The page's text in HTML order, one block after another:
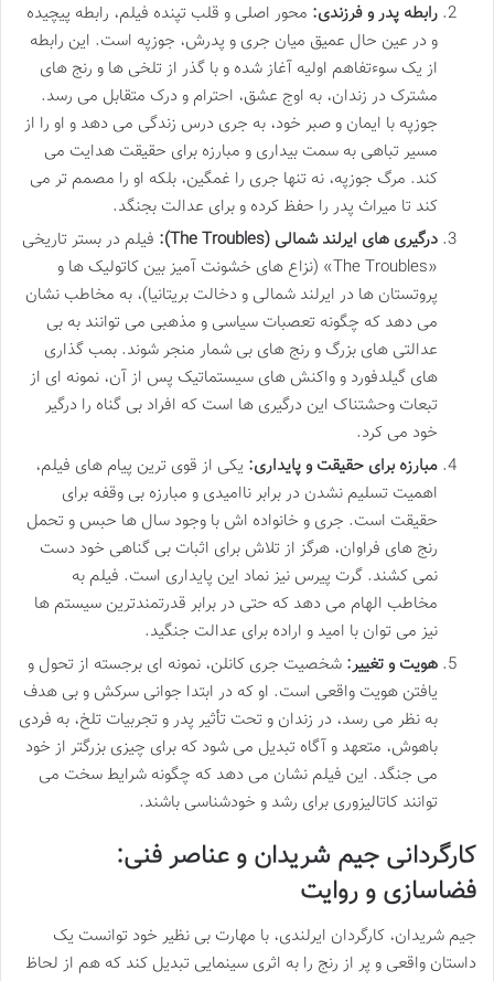
رابطه پدر و فرزندی: محور اصلی و قلب تپنده فیلم، رابطه پیچیده
و در عین حال عمیق میان جری و پدرش، جوزپه است. این رابطه
از یک سوءتفاهم اولیه آغاز شده و با گذر از تلخی ها و رنج های
مشترک در زندان، به اوج عشق، احترام و درک متقابل می رسد.
جوزپه با ایمان و صبر خود، به جری درس زندگی می دهد و او را از
مسیر تباهی به سمت بیداری و مبارزه برای حقیقت هدایت می
کند. مرگ جوزپه، نه تنها جری را غمگین، بلکه او را مصمم تر می
کند تا میراث پدر را حفظ کرده و برای عدالت بجنگد.
درگیری های ایرلند شمالی (The Troubles):
فیلم در بستر تاریخی
«The Troubles» (نزاع های خشونت آمیز بین کاتولیک ها و
پروتستان ها در ایرلند شمالی و دخالت بریتانیا)، به مخاطب نشان
می دهد که چگونه تعصبات سیاسی و مذهبی می توانند به بی
عدالتی های بزرگ و رنج های بی شمار منجر شوند. بمب گذاری
های گیلدفورد و واکنش های سیستماتیک پس از آن، نمونه ای از
تبعات وحشتناک این درگیری ها است که افراد بی گناه را درگیر
خود می کرد.
مبارزه برای حقیقت و پایداری: یکی از قوی ترین پیام های فیلم،
اهمیت تسلیم نشدن در برابر ناامیدی و مبارزه بی وقفه برای
حقیقت است. جری و خانواده اش با وجود سال ها حبس و تحمل
رنج های فراوان، هرگز از تلاش برای اثبات بی گناهی خود دست
نمی کشند. گرت پیرس نیز نماد این پایداری است. فیلم به
مخاطب الهام می دهد که حتی در برابر قدرتمندترین سیستم ها
نیز می توان با امید و اراده برای عدالت جنگید.
هویت و تغییر: شخصیت جری کانلن، نمونه ای برجسته از تحول و
یافتن هویت واقعی است. او که در ابتدا جوانی سرکش و بی هدف
به نظر می رسد، در زندان و تحت تأثیر پدر و تجربیات تلخ، به فردی
باهوش، متعهد و آگاه تبدیل می شود که برای چیزی بزرگتر از خود
می جنگد. این فیلم نشان می دهد که چگونه شرایط سخت می
توانند کاتالیزوری برای رشد و خودشناسی باشند.
کارگردانی جیم شریدان و عناصر فنی:
فضاسازی و روایت
جیم شریدان، کارگردان ایرلندی، با مهارت بی نظیر خود توانست یک
داستان واقعی و پر از رنج را به اثری سینمایی تبدیل کند که هم از لحاظ